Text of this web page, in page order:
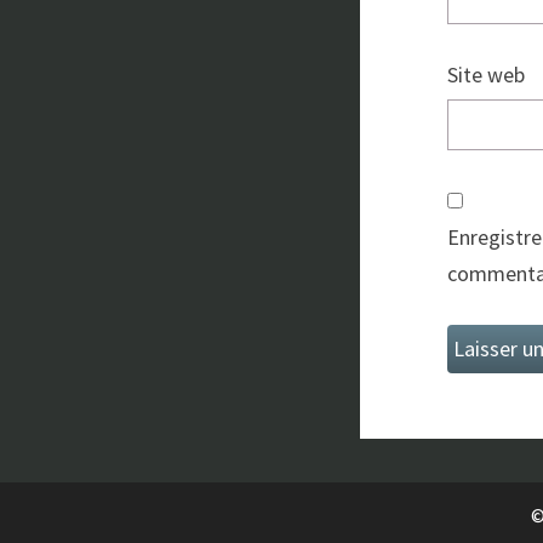
Site web